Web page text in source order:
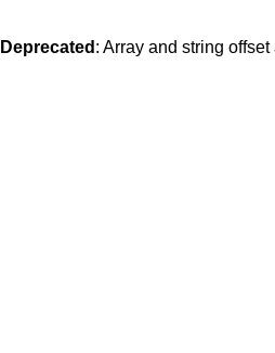
Deprecated : Array and string